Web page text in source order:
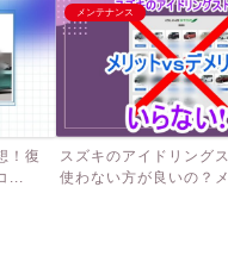
！復
...
メンテナンス
スズキのアイドリング
使わない方が良いの？